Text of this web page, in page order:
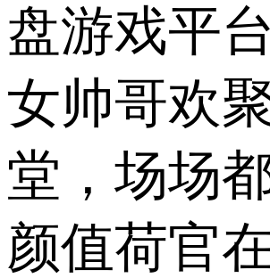
盘游戏平
女帅哥欢
堂，场场
颜值荷官